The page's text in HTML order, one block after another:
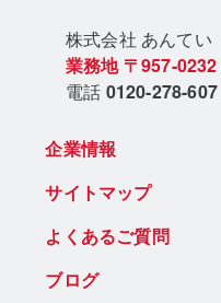
株式会社 あんてい
業務地 〒957-0232
電話 0120-278-607
企業情報
サイトマップ
よくあるご質問
ブログ